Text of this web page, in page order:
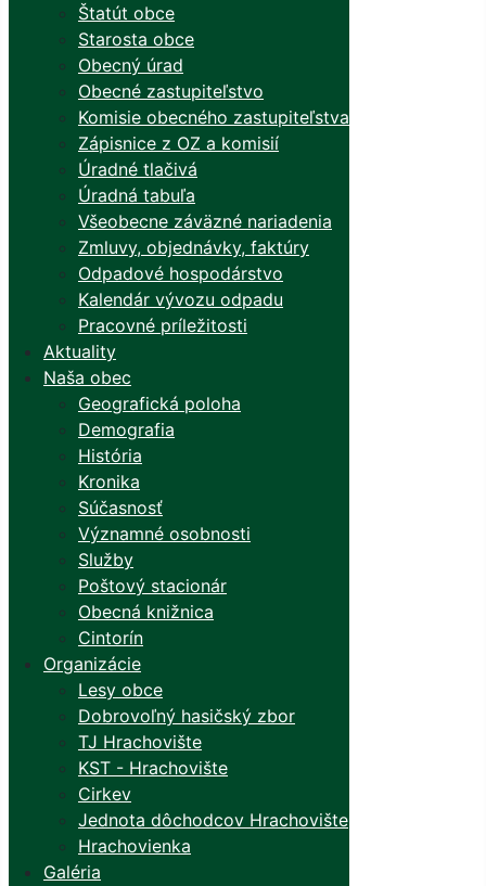
Štatút obce
Starosta obce
Obecný úrad
Obecné zastupiteľstvo
Komisie obecného zastupiteľstva
Zápisnice z OZ a komisií
Úradné tlačivá
Úradná tabuľa
Všeobecne záväzné nariadenia
Zmluvy, objednávky, faktúry
Odpadové hospodárstvo
Kalendár vývozu odpadu
Pracovné príležitosti
Aktuality
Naša obec
Geografická poloha
Demografia
História
Kronika
Súčasnosť
Významné osobnosti
Služby
Poštový stacionár
Obecná knižnica
Cintorín
Organizácie
Lesy obce
Dobrovoľný hasičský zbor
TJ Hrachovište
KST - Hrachovište
Cirkev
Jednota dôchodcov Hrachovište
Hrachovienka
Galéria